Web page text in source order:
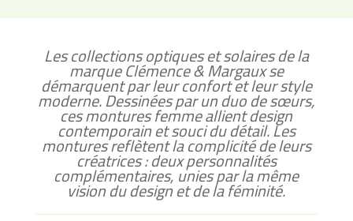
Les collections optiques et solaires de la
marque Clémence & Margaux se
démarquent par leur confort et leur style
moderne. Dessinées par un duo de sœurs,
ces montures femme allient design
contemporain et souci du détail. Les
montures reflètent la complicité de leurs
créatrices : deux personnalités
complémentaires, unies par la même
vision du design et de la féminité.